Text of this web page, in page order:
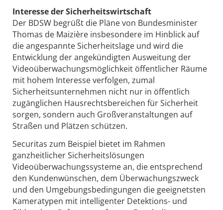
Interesse der Sicherheitswirtschaft
Der BDSW begrüßt die Pläne von Bundesminister
Thomas de Maizière insbesondere im Hinblick auf
die angespannte Sicherheitslage und wird die
Entwicklung der angekündigten Ausweitung der
Videoüberwachungsmöglichkeit öffentlicher Räume
mit hohem Interesse verfolgen, zumal
Sicherheitsunternehmen nicht nur in öffentlich
zugänglichen Hausrechtsbereichen für Sicherheit
sorgen, sondern auch Großveranstaltungen auf
Straßen und Plätzen schützen.
Securitas zum Beispiel bietet im Rahmen
ganzheitlicher Sicherheitslösungen
Videoüberwachungssysteme an, die entsprechend
den Kundenwünschen, dem Überwachungszweck
und den Umgebungsbedingungen die geeignetsten
Kameratypen mit intelligenter Detektions- und